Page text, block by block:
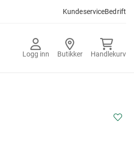
KundeserviceBedrift
Logg inn Butikker Handlekurv